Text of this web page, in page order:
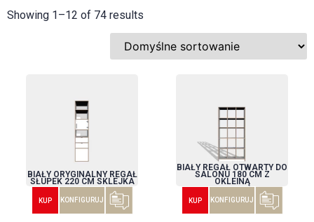
Showing 1–12 of 74 results
BIAŁY ORYGINALNY REGAŁ
SŁUPEK 220 CM SKLEJKA
KUP KONFIGURUJ
BIAŁY REGAŁ OTWARTY DO
SALONU 180 CM Z
OKLEINĄ
KUP KONFIGURUJ